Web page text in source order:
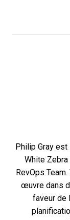
Philip Gray
White
RevOps
œuvre dans
faveur de